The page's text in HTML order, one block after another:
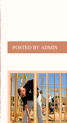
POSTED BY ADMIN